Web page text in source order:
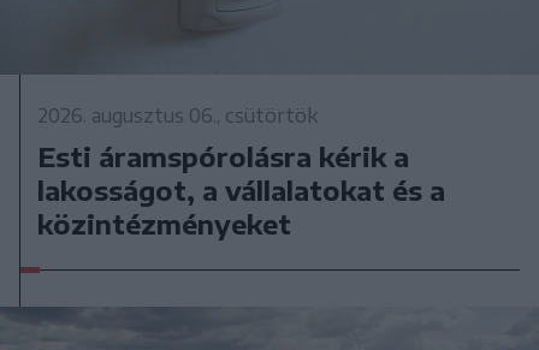
2026. augusztus 06., csütörtök
Esti áramspórolásra kérik a
lakosságot, a vállalatokat és a
közintézményeket